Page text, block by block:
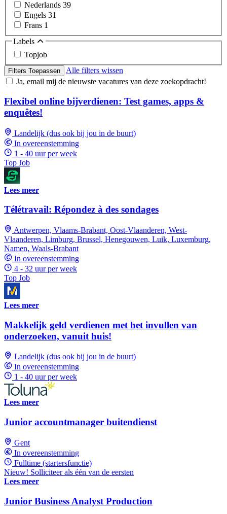
Nederlands 39
Engels 31
Frans 1
Labels
Topjob
Filters Toepassen
Alle filters wissen
Ja, email mij de nieuwste vacatures van deze zoekopdracht!
Flexibel online bijverdienen: Test games, apps &
enquêtes!
Landelijk (dus ook bij jou in de buurt)
In overeenstemming
1 - 40 uur per week
Top Job
Lees meer
Télétravail: Répondez à des sondages
Antwerpen, Vlaams-Brabant, Oost-Vlaanderen, West-
Vlaanderen, Limburg, Brussel, Henegouwen, Luik, Luxemburg,
Namen, Waals-Brabant
In overeenstemming
4 - 32 uur per week
Top Job
Lees meer
Makkelijk geld verdienen met het invullen van
onderzoeken, vanuit huis!
Landelijk (dus ook bij jou in de buurt)
In overeenstemming
1 - 40 uur per week
Lees meer
Junior accountmanager buitendienst
Gent
In overeenstemming
Fulltime (startersfunctie)
Nieuw! Solliciteer als één van de eersten
Lees meer
Junior Business Analyst Production